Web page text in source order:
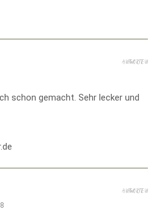
schon gemacht. Sehr lecker und
ANTWORTEN
ANTWORTEN